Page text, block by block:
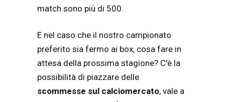
match sono più di 500.
E nel caso che il nostro campionato
preferito sia fermo ai box, cosa fare in
attesa della prossima stagione? C’è la
possibilità di piazzare delle
scommesse sul calciomercato, vale a